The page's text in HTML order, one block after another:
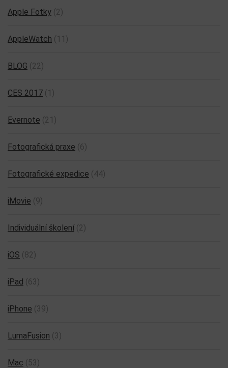
Apple Fotky (2)
AppleWatch (11)
BLOG (22)
CES 2017 (1)
Evernote (21)
Fotografická praxe (6)
Fotografické expedice (44)
iMovie (9)
Individuální školení (2)
iOS (82)
iPad (63)
iPhone (39)
LumaFusion (3)
Mac (53)